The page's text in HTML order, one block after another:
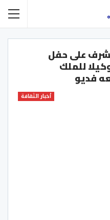
على حفل
للملك
فديو
أخبار الثقافة